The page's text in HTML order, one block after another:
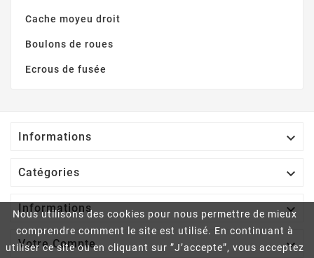
Nous utilisons des cookies pour nous permettre de mieux
comprendre comment le site est utilisé. En continuant à
utiliser ce site ou en cliquant sur ”J’accepte”, vous acceptez
Cache moyeu droit
Boulons de roues
Ecrous de fusée
Informations 
Catégories 
Informations 
Votre Compte 